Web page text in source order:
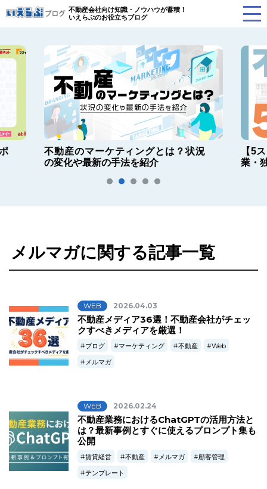
不動産会社向け知識・ノウハウが蓄積！
いえらぶのお役立ちブログ
不動産のマーケティングとは？状況
の変化や最新の手法を紹介
【5
業・
メルマガに関する記事一覧
WEB 2026.04.03
不動産メディア36選！不動産会社がチェッ
クすべきメディアを厳選！
ブログ マーケティング 不動産
Web
メルマガ
WEB 2026.02.24
不動産業務におけるChatGPTの活用方法と
は？最新事例とすぐに使えるプロンプト集も
公開
賃貸経営 不動産 メルマガ
顧客管理
テンプレート